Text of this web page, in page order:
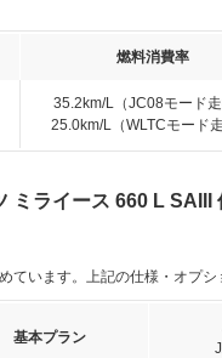
燃料消費率
35.2km/L（JC08モード走
25.0km/L（WLTCモード走
ミライース 660 L
います。上記の仕様・オプシ
基本プラン